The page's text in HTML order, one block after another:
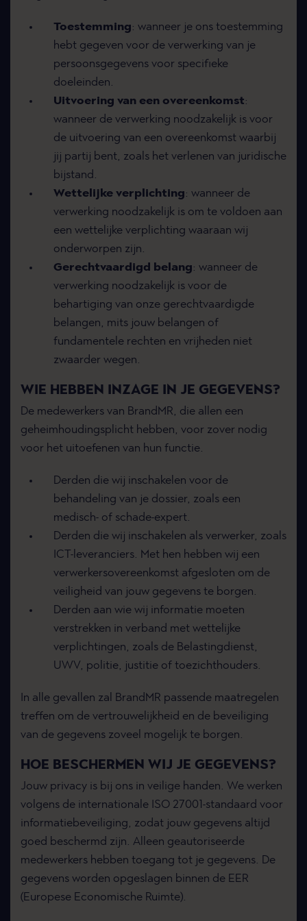
Toestemming: wanneer je ons toestemming
hebt gegeven voor de verwerking van je
persoonsgegevens voor specifieke
doeleinden.
Uitvoering van een overeenkomst:
wanneer de verwerking noodzakelijk is voor
de uitvoering van een overeenkomst waarbij
jij partij bent, zoals het verlenen van juridische
bijstand.
Wettelijke verplichting: wanneer de
verwerking noodzakelijk is om te voldoen aan
een wettelijke verplichting waaraan wij
onderworpen zijn.
Gerechtvaardigd belang: wanneer de
verwerking noodzakelijk is voor de
behartiging van onze gerechtvaardigde
belangen, mits jouw belangen of
fundamentele rechten en vrijheden niet
zwaarder wegen.
WIE HEBBEN INZAGE IN JE GEGEVENS?
De medewerkers van BrandMR, die allen een
geheimhoudingsplicht hebben, voor zover nodig
voor het uitoefenen van hun functie.
Derden die wij inschakelen voor de
behandeling van je dossier, zoals een
medisch- of schade-expert.
Derden die wij inschakelen als verwerker, zoals
ICT-leveranciers. Met hen hebben wij een
verwerkersovereenkomst afgesloten om de
veiligheid van jouw gegevens te borgen.
Derden aan wie wij informatie moeten
verstrekken in verband met wettelijke
verplichtingen, zoals de Belastingdienst,
UWV, politie, justitie of toezichthouders.
In alle gevallen zal BrandMR passende maatregelen
treffen om de vertrouwelijkheid en de beveiliging
van de gegevens zoveel mogelijk te borgen.
HOE BESCHERMEN WIJ JE GEGEVENS?
Jouw privacy is bij ons in veilige handen. We werken
volgens de internationale ISO 27001-standaard voor
informatiebeveiliging, zodat jouw gegevens altijd
goed beschermd zijn. Alleen geautoriseerde
medewerkers hebben toegang tot je gegevens. De
gegevens worden opgeslagen binnen de EER
(Europese Economische Ruimte).